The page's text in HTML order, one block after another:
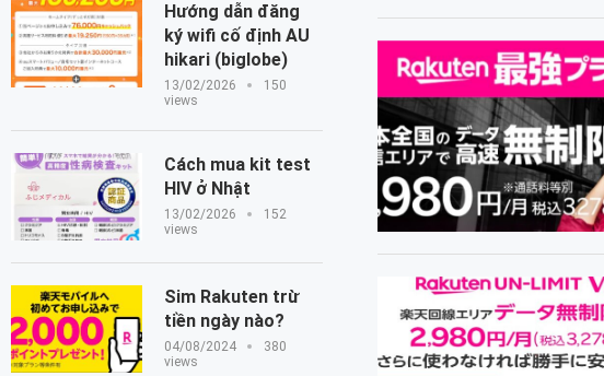
Hướng dẫn đăng
ký wifi cố định AU
hikari (biglobe)
13/02/2026
150
views
Cách mua kit test
HIV ở Nhật
13/02/2026
152
views
Sim Rakuten trừ
tiền ngày nào?
04/08/2024
380
views